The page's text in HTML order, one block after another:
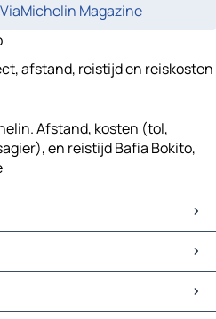
Magazine
afstand, reistijd en reiskosten
Afstand, kosten (tol,
en reistijd Bafia Bokito,